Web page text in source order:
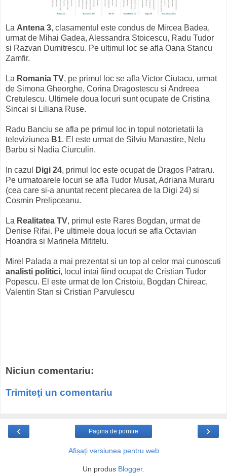
La Antena 3, clasamentul este condus de Mircea Badea,
urmat de Mihai Gadea, Alessandra Stoicescu, Radu Tudor
si Razvan Dumitrescu. Pe ultimul loc se afla Oana Stancu
Zamfir.
La Romania TV, pe primul loc se afla Victor Ciutacu, urmat
de Simona Gheorghe, Corina Dragostescu si Andreea
Cretulescu. Ultimele doua locuri sunt ocupate de Cristina
Sincai si Liliana Ruse.
Radu Banciu se afla pe primul loc in topul notorietatii la
televiziunea B1. El este urmat de Silviu Manastire, Nelu
Barbu si Nadia Ciurculin.
In cazul Digi 24, primul loc este ocupat de Dragos Patraru.
Pe urmatoarele locuri se afla Tudor Musat, Adriana Muraru
(cea care si-a anuntat recent plecarea de la Digi 24) si
Cosmin Prelipceanu.
La Realitatea TV, primul este Rares Bogdan, urmat de
Denise Rifai. Pe ultimele doua locuri se afla Octavian
Hoandra si Marinela Mititelu.
Mirel Palada a mai prezentat si un top al celor mai cunoscuti
analisti politici, locul intai fiind ocupat de Cristian Tudor
Popescu. El este urmat de Ion Cristoiu, Bogdan Chireac,
Valentin Stan si Cristian Parvulescu
Niciun comentariu:
Trimiteți un comentariu
‹ ›
Pagina de pornire
Afișați versiunea pentru web
Un produs Blogger.